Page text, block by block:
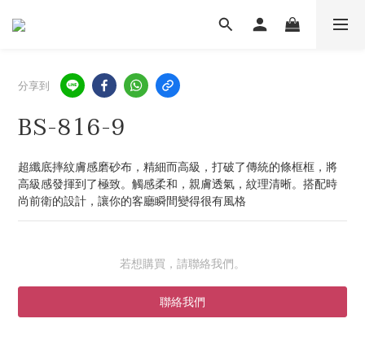
分享到
BS-816-9
超纖底摔紋膚感磨砂布，精細而高級，打破了傳統的條框框，將
高級感發揮到了極致。觸感柔和，親膚透氣，紋理清晰。搭配時
尚前衛的設計，讓你的客廳瞬間變得很有風格
若想購買，請聯絡我們。
聯絡我們